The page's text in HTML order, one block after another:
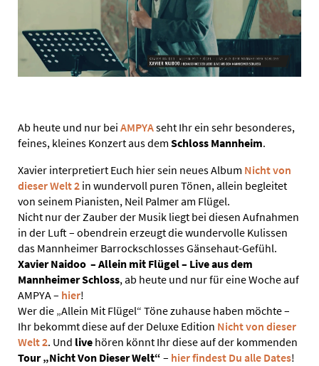
Ab heute und nur bei AMPYAseht Ihr ein sehr besonderes,
feines, kleines Konzert aus dem Schloss Mannheim.
Xavier interpretiert Euch hier sein neues Album Nicht von
dieser Welt 2 in wundervoll puren Tönen, allein begleitet
von seinem Pianisten, Neil Palmer am Flügel.
Nicht nur der Zauber der Musik liegt bei diesen Aufnahmen
in der Luft – obendrein erzeugt die wundervolle Kulissen
das Mannheimer Barrockschlosses Gänsehaut-Gefühl.
Xavier Naidoo – Allein mit Flügel – Live aus dem
Mannheimer Schloss, ab heute und nur für eine Woche auf
AMPYA – hier!
Wer die „Allein Mit Flügel“ Töne zuhause haben möchte –
Ihr bekommt diese auf der Deluxe Edition Nicht von dieser
Welt 2. Und live hören könnt Ihr diese auf der kommenden
Tour „Nicht Von Dieser Welt“ – hier findest Du alle Dates!